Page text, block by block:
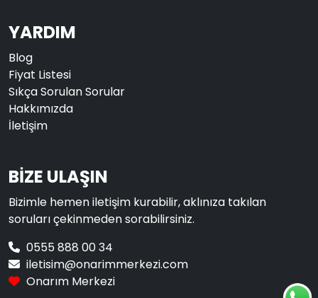
YARDIM
Blog
Fiyat Listesi
Sıkça Sorulan Sorular
Hakkımızda
İletişim
BİZE ULAŞIN
Bizimle hemen iletişim kurabilir, aklınıza takılan
soruları çekinmeden sorabilirsiniz.
0555 888 00 34
iletisim@onarimmerkezi.com
Onarım Merkezi